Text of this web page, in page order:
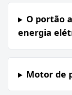
O portão
energia
Motor de